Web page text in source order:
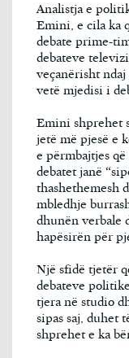
Analistja e
Emini, e cila ka
debate prime-
debateve
veçanërisht ndaj
vetë mjedisi i
Emini shprehet
jetë më pjesë e
e përmbajtjes
debatet janë
thashethemesh
mbledhje
dhunën verbale
hapësirën për
Një sfidë tjetër
debateve
tjera në studio
sipas saj, duhet
shprehet e ka